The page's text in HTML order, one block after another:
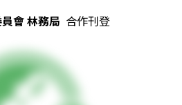
會 林務局 合作刊登